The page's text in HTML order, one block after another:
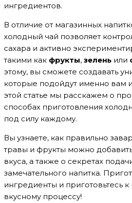
ингредиентов.
В отличие от магазинных
холодный чай позволяет
сахара и активно
такими как фрукты, зелень или
этому, вы сможете создавать
которые подойдут именно вам
этой статье мы расскажем о
способах приготовления
под силу каждому.
Вы узнаете, как правильно
травы и фрукты можно
вкуса, а также о секретах
замечательного напитка.
ингредиенты и приготовьтесь
вкусному процессу!